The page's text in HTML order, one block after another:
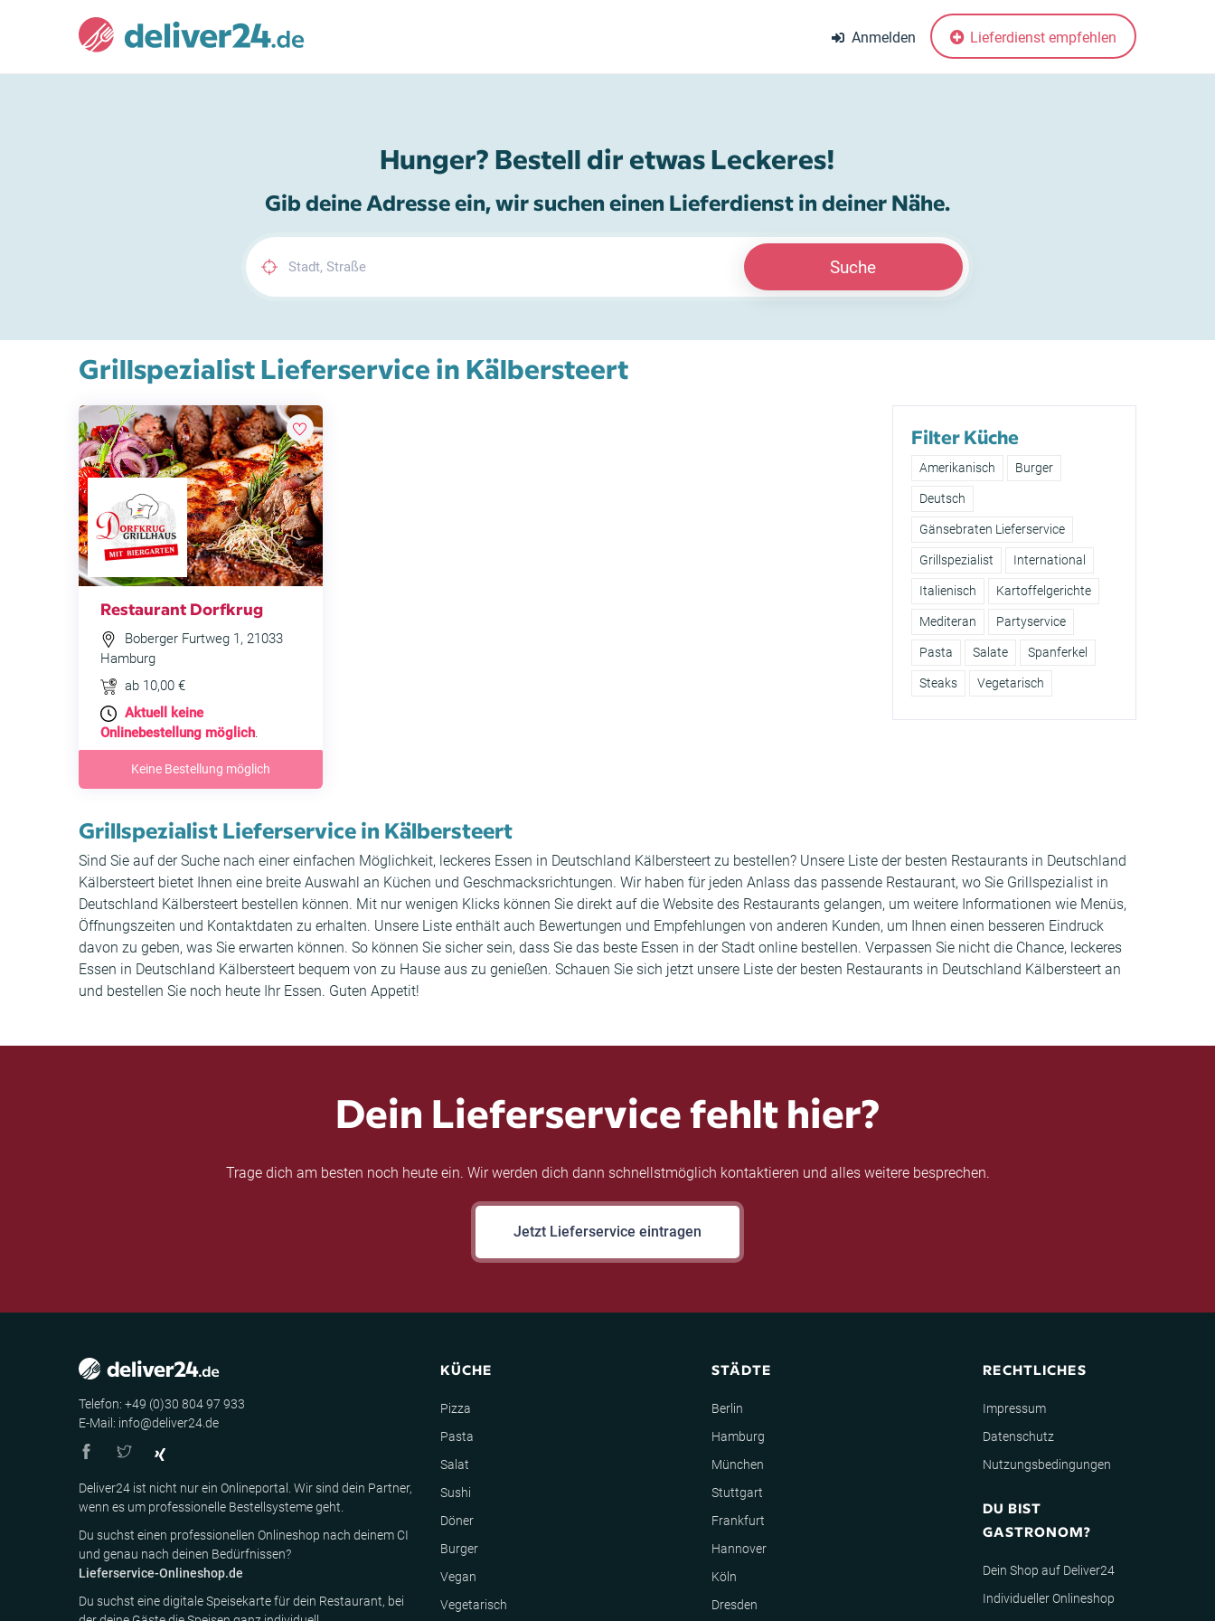
Anmelden Lieferdienst empfehlen
Hunger? Bestell dir etwas Leckeres!
Gib deine Adresse ein, wir suchen einen Lieferdienst in deiner Nähe.
Suche
Grillspezialist Lieferservice in Kälbersteert
Restaurant Dorfkrug
Boberger Furtweg 1, 21033
Hamburg
ab 10,00 €
Aktuell keine
Onlinebestellung möglich.
Keine Bestellung möglich
Filter Küche
Amerikanisch Burger
Deutsch
Gänsebraten Lieferservice
Grillspezialist International
Italienisch Kartoffelgerichte
Mediteran Partyservice
Pasta Salate Spanferkel
Steaks Vegetarisch
Grillspezialist Lieferservice in Kälbersteert
Sind Sie auf der Suche nach einer einfachen Möglichkeit, leckeres Essen in Deutschland Kälbersteert zu bestellen? Unsere Liste der besten Restaurants in Deutschland
Kälbersteert bietet Ihnen eine breite Auswahl an Küchen und Geschmacksrichtungen. Wir haben für jeden Anlass das passende Restaurant, wo Sie Grillspezialist in
Deutschland Kälbersteert bestellen können. Mit nur wenigen Klicks können Sie direkt auf die Website des Restaurants gelangen, um weitere Informationen wie Menüs,
Öffnungszeiten und Kontaktdaten zu erhalten. Unsere Liste enthält auch Bewertungen und Empfehlungen von anderen Kunden, um Ihnen einen besseren Eindruck
davon zu geben, was Sie erwarten können. So können Sie sicher sein, dass Sie das beste Essen in der Stadt online bestellen. Verpassen Sie nicht die Chance, leckeres
Essen in Deutschland Kälbersteert bequem von zu Hause aus zu genießen. Schauen Sie sich jetzt unsere Liste der besten Restaurants in Deutschland Kälbersteert an
und bestellen Sie noch heute Ihr Essen. Guten Appetit!
Dein Lieferservice fehlt hier?
Trage dich am besten noch heute ein. Wir werden dich dann schnellstmöglich kontaktieren und alles weitere besprechen.
Jetzt Lieferservice eintragen
Telefon: +49 (0)30 804 97 933
E-Mail: info@deliver24.de
Deliver24 ist nicht nur ein Onlineportal. Wir sind dein Partner,
wenn es um professionelle Bestellsysteme geht.
Du suchst einen professionellen Onlineshop nach deinem CI
und genau nach deinen Bedürfnissen?
Lieferservice-Onlineshop.de
Du suchst eine digitale Speisekarte für dein Restaurant, bei
KÜCHE
Pizza
Pasta
Salat
Sushi
Döner
Burger
Vegan
Vegetarisch
STÄDTE
Berlin
Hamburg
München
Stuttgart
Frankfurt
Hannover
Köln
Dresden
RECHTLICHES
Impressum
Datenschutz
Nutzungsbedingungen
DU BIST
GASTRONOM?
Dein Shop auf Deliver24
Individueller Onlineshop